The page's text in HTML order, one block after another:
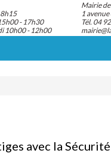
- 17h30
10h00 - 12h00
Mairie
1
Tél. 04
avec la